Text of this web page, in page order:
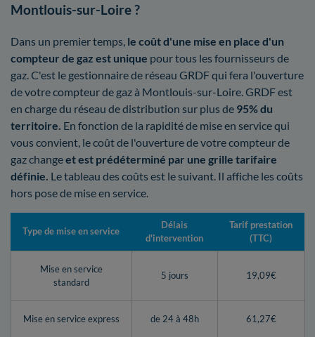
Montlouis-sur-Loire ?
Dans un premier temps, le coût d'une mise en place d'un
compteur de gaz est unique pour tous les fournisseurs de
gaz. C'est le gestionnaire de réseau GRDF qui fera l'ouverture
de votre compteur de gaz à Montlouis-sur-Loire. GRDF est
en charge du réseau de distribution sur plus de 95% du
territoire. En fonction de la rapidité de mise en service qui
vous convient, le coût de l'ouverture de votre compteur de
gaz changeet est prédéterminé par une grille tarifaire
définie. Le tableau des coûts est le suivant. Il affiche les coûts
hors pose de mise en service.
Type de mise en service
Délais
d'intervention
Tarif prestation
(TTC)
Mise en service
standard
5 jours 19,09€
Mise en service express de 24 à 48h 61,27€